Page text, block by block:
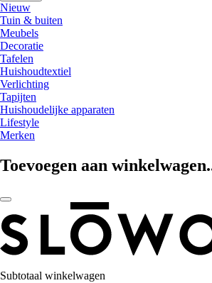
Nieuw
Tuin & buiten
Meubels
Decoratie
Tafelen
Huishoudtextiel
Verlichting
Tapijten
Huishoudelijke apparaten
Lifestyle
Merken
Toevoegen aan
Subtotaal winkelwagen